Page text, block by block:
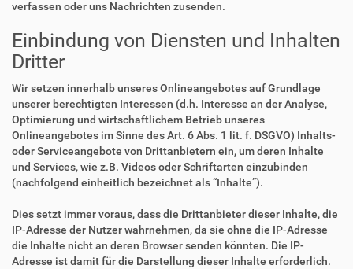
verfassen oder uns Nachrichten zusenden.
Einbindung von Diensten und Inhalten
Dritter
Wir setzen innerhalb unseres Onlineangebotes auf Grundlage
unserer berechtigten Interessen (d.h. Interesse an der Analyse,
Optimierung und wirtschaftlichem Betrieb unseres
Onlineangebotes im Sinne des Art. 6 Abs. 1 lit. f. DSGVO) Inhalts-
oder Serviceangebote von Drittanbietern ein, um deren Inhalte
und Services, wie z.B. Videos oder Schriftarten einzubinden
(nachfolgend einheitlich bezeichnet als “Inhalte”).
Dies setzt immer voraus, dass die Drittanbieter dieser Inhalte, die
IP-Adresse der Nutzer wahrnehmen, da sie ohne die IP-Adresse
die Inhalte nicht an deren Browser senden könnten. Die IP-
Adresse ist damit für die Darstellung dieser Inhalte erforderlich.